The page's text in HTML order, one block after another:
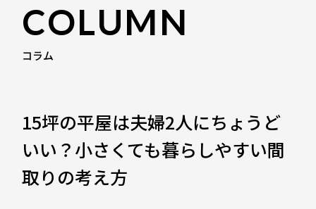
COLUMN
コラム
15坪の平屋は夫婦2人にちょうど
いい？小さくても暮らしやすい間
取りの考え方